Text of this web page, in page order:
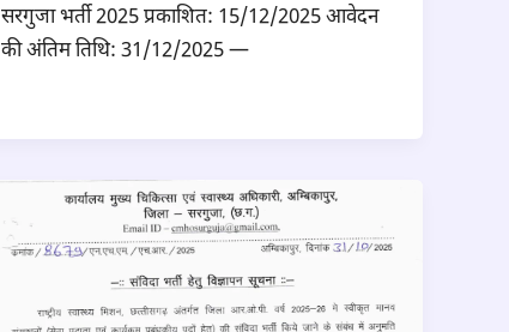
सरगुजा भर्ती 2025 प्रकाशित: 15/12/2025 आवेदन
की अंतिम तिथि: 31/12/2025 —